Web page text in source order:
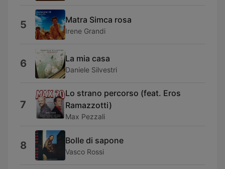
5 Matra Simca rosa
Irene Grandi
6 La mia casa
Daniele Silvestri
7
Lo strano percorso (feat. Eros
Ramazzotti)
Max Pezzali
8 Bolle di sapone
Vasco Rossi